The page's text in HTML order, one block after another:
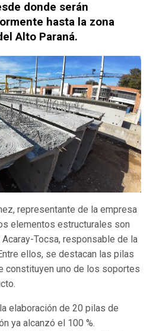
donde serán
hasta la zona
Alto Paraná.
representante de la empresa
elementos estructurales son
Tocsa, responsable de la
ellos, se destacan las pilas
constituyen uno de los soportes
elaboración de 20 pilas de
ya alcanzó el 100 %.